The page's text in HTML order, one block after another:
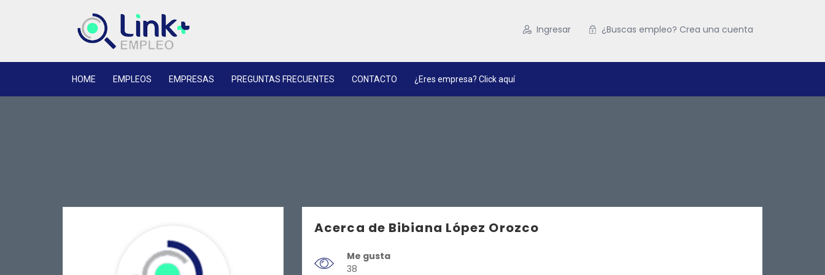
Ingresar ¿Buscas empleo? Crea una cuenta
HOME EMPLEOS EMPRESAS PREGUNTAS FRECUENTES CONTACTO ¿Eres empresa? Click aquí
Acerca de Bibiana López Orozco
Me gusta
38